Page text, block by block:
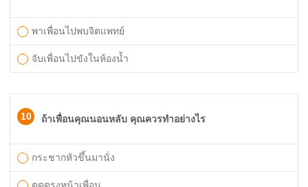
พาเพื่อนไปพบจิตแพทย์
จับเพื่อนไปขังในห้องนํ้า
10 ถ้าเพื่อนคุณนอนหลับ คุณควรทำอย่างไร
กระชากหัวขึ้นมานั่ง